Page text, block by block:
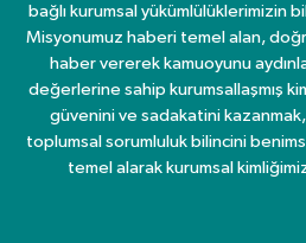
bağlı kurumsal yükümlülüklerimizin
Misyonumuz haberi temel alan,
haber vererek kamuoyunu
değerlerine sahip kurumsallaşmış
güvenini ve sadakatini
toplumsal sorumluluk bilincini
temel alarak kurumsal